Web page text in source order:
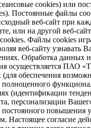
cookies) или
Постоянные файлы
веб-сайт при
или на другой веб-
Файлы cookies
веб-сайту узнавать
Обработка данных
осуществляется ПАО
(для обеспечения
полноценного
(идентификации
персонализации
постоянного повышения
Настоящее согласие